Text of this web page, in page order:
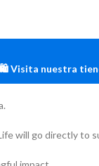
🛍️ Visita nuestra
will go directly to